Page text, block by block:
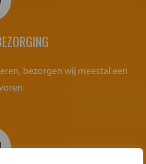
bezorgen wij meestal een